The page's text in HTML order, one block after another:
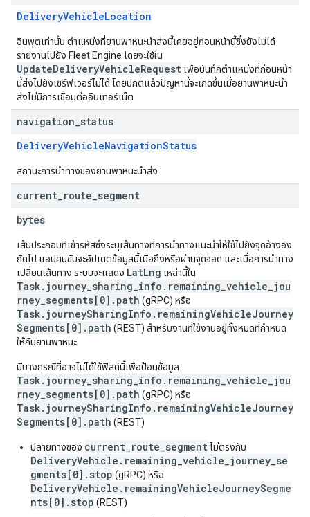
DeliveryVehicleLocation
อินพุตเท่านั้น ตำแหน่งที่ยานพาหนะนำส่งนี้เคยอยู่ก่อนหน้านี้ซึ่งยังไม่ได้
รายงานไปยัง Fleet Engine โดยจะใช้ใน
UpdateDeliveryVehicleRequest เพื่อบันทึกตำแหน่งที่ก่อนหน้า
นี้ส่งไปยังเซิร์ฟเวอร์ไม่ได้ โดยปกติแล้วปัญหานี้จะเกิดขึ้นเมื่อยานพาหนะนำ
ส่งไม่มีการเชื่อมต่ออินเทอร์เน็ต
navigation status
DeliveryVehicleNavigationStatus
สถานะการนำทางของยานพาหนะนำส่ง
current route segment
bytes
เส้นประกอบที่เข้ารหัสซึ่งระบุเส้นทางที่การนำทางแนะนำให้ใช้ไปยังจุดอ้างอิง
ถัดไป แอปคนขับจะอัปเดตข้อมูลนี้เมื่อถึงหรือผ่านจุดจอด และเมื่อการนำทาง
เปลี่ยนเส้นทาง ระบบจะแสดง LatLng เหล่านี้ใน
Task.journey_sharing_info.remaining_vehicle_jou
rney_segments[0].path (gRPC) หรือ
Task.journeySharingInfo.remainingVehicleJourney
Segments[0].path (REST) สำหรับงานที่ใช้งานอยู่ทั้งหมดที่กำหนด
ให้กับยานพาหนะ
มีบางกรณีที่อาจไม่ได้ใช้ฟิลด์นี้เพื่อป้อนข้อมูล
Task.journey_sharing_info.remaining_vehicle_jou
rney_segments[0].path (gRPC) หรือ
Task.journeySharingInfo.remainingVehicleJourney
Segments[0].path (REST)
ปลายทางของ current_route_segment ไม่ตรงกับ
DeliveryVehicle.remaining_vehicle_journey_se
gments[0].stop (gRPC) หรือ
DeliveryVehicle.remainingVehicleJourneySegme
nts[0].stop (REST)